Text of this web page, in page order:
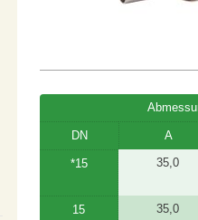
DN A
*15 35,0
15 35,0